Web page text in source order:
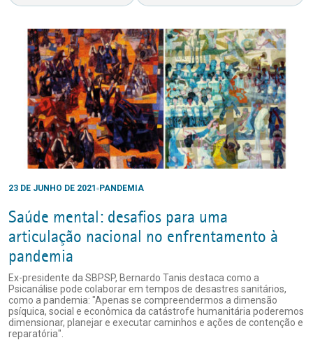
23 DE JUNHO DE 2021 PANDEMIA
Saúde mental: desafios para uma
articulação nacional no enfrentamento à
pandemia
Ex-presidente da SBPSP, Bernardo Tanis destaca como a
Psicanálise pode colaborar em tempos de desastres sanitários,
como a pandemia: "Apenas se compreendermos a dimensão
psíquica, social e econômica da catástrofe humanitária poderemos
dimensionar, planejar e executar caminhos e ações de contenção e
reparatória".